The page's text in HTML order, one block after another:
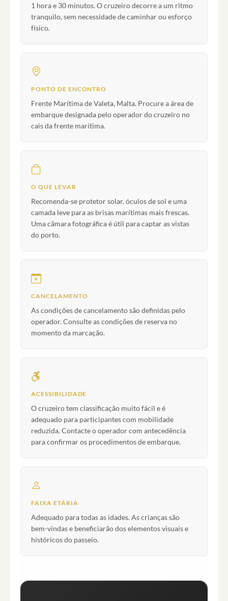
1 hora e 30 minutos. O cruzeiro decorre a um ritmo
tranquilo, sem necessidade de caminhar ou esforço
físico.
PONTO DE ENCONTRO
Frente Marítima de Valeta, Malta. Procure a área de
embarque designada pelo operador do cruzeiro no
cais da frente marítima.
O QUE LEVAR
Recomenda-se protetor solar, óculos de sol e uma
camada leve para as brisas marítimas mais frescas.
Uma câmara fotográfica é útil para captar as vistas
do porto.
CANCELAMENTO
As condições de cancelamento são definidas pelo
operador. Consulte as condições de reserva no
momento da marcação.
ACESSIBILIDADE
O cruzeiro tem classificação muito fácil e é
adequado para participantes com mobilidade
reduzida. Contacte o operador com antecedência
para confirmar os procedimentos de embarque.
FAIXA ETÁRIA
Adequado para todas as idades. As crianças são
bem-vindas e beneficiarão dos elementos visuais e
históricos do passeio.